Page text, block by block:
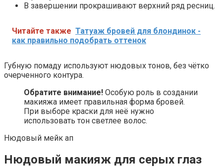
В завершении прокрашивают верхний ряд ресниц.
Читайте также Татуаж бровей для блондинок -
как правильно подобрать оттенок
Губную помаду используют нюдовых тонов, без чётко
очерченного контура.
Обратите внимание! Особую роль в создании
макияжа имеет правильная форма бровей.
При выборе краски для неё нужно
использовать тон светлее волос.
Нюдовый мейк ап
Нюдовый макияж для серых глаз